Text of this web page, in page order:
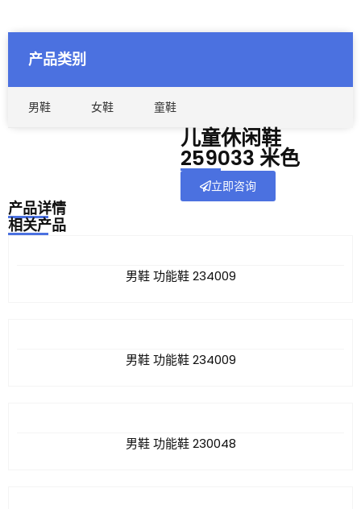
产品类别
男鞋 女鞋 童鞋
儿童休闲鞋
259033 米色
立即咨询
产品详情
相关产品
男鞋 功能鞋 234009
男鞋 功能鞋 234009
男鞋 功能鞋 230048